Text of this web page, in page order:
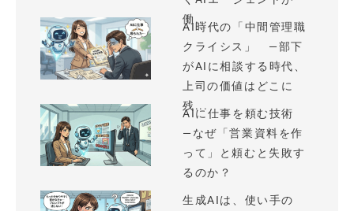
働...
AI時代の「中間管理職
クライシス」 —部下
がAIに相談する時代、
上司の価値はどこに
残...
AIに仕事を頼む技術
—なぜ「営業資料を作
って」と頼むと失敗す
るのか？
生成AIは、使い手の